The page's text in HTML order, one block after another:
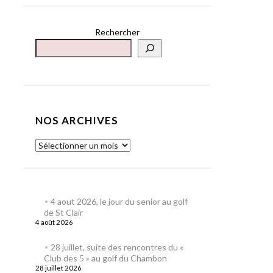
Rechercher
NOS ARCHIVES
4 aout 2026, le jour du senior au golf
de St Clair
4 août 2026
28 juillet, suite des rencontres du «
Club des 5 » au golf du Chambon
28 juillet 2026